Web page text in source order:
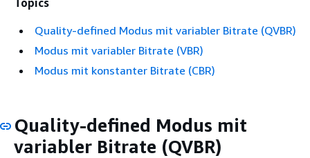
Topics
Quality-defined Modus mit variabler Bitrate (QVBR)
Modus mit variabler Bitrate (VBR)
Modus mit konstanter Bitrate (CBR)
Quality-defined Modus mit
variabler Bitrate (QVBR)